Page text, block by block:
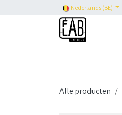
Overslaan naar inhoudNederlands (BE)
Alle producten